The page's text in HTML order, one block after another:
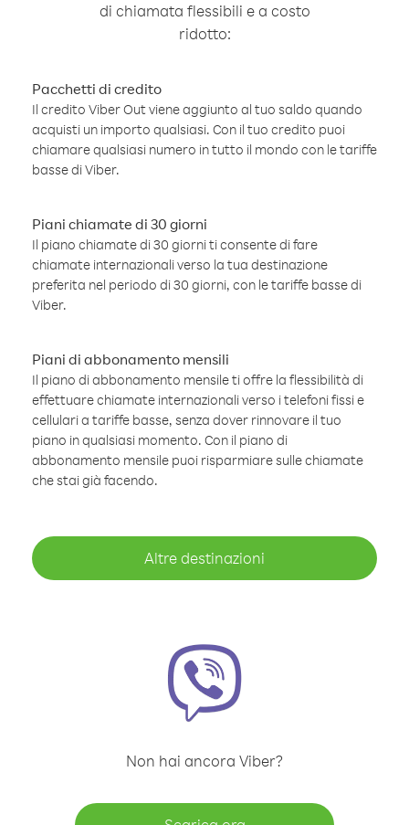
di chiamata flessibili e a costo
ridotto:
Pacchetti di credito
Il credito Viber Out viene aggiunto al tuo saldo quando
acquisti un importo qualsiasi. Con il tuo credito puoi
chiamare qualsiasi numero in tutto il mondo con le tariffe
basse di Viber.
Piani chiamate di 30 giorni
Il piano chiamate di 30 giorni ti consente di fare
chiamate internazionali verso la tua destinazione
preferita nel periodo di 30 giorni, con le tariffe basse di
Viber.
Piani di abbonamento mensili
Il piano di abbonamento mensile ti offre la flessibilità di
effettuare chiamate internazionali verso i telefoni fissi e
cellulari a tariffe basse, senza dover rinnovare il tuo
piano in qualsiasi momento. Con il piano di
abbonamento mensile puoi risparmiare sulle chiamate
che stai già facendo.
Altre destinazioni
Non hai ancora Viber?